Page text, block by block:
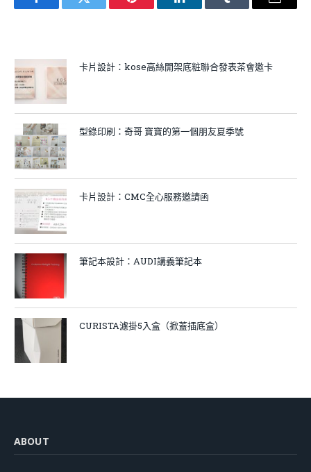
FacebookTwitter Pinterest LinkedInTumblr Email
卡片設計：kose高絲開架底粧聯合發表茶會邀卡
型錄印刷：奇哥 寶寶的第一個朋友夏季號
卡片設計：CMC全心服務邀請函
筆記本設計：AUDI講義筆記本
CURISTA濾掛5入盒（掀蓋插底盒）
ABOUT